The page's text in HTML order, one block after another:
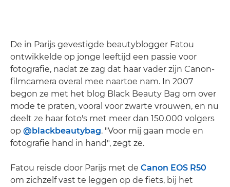
De in Parijs gevestigde beautyblogger Fatou
ontwikkelde op jonge leeftijd een passie voor
fotografie, nadat ze zag dat haar vader zijn Canon-
filmcamera overal mee naartoe nam. In 2007
begon ze met het blog Black Beauty Bag om over
mode te praten, vooral voor zwarte vrouwen, en nu
deelt ze haar foto's met meer dan 150.000 volgers
op @blackbeautybag. "Voor mij gaan mode en
fotografie hand in hand", zegt ze.
Fatou reisde door Parijs met de Canon EOS R50
om zichzelf vast te leggen op de fiets, bij het